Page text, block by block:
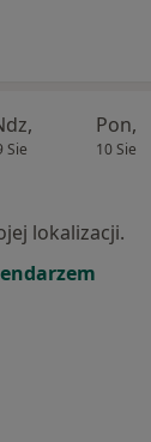
Sie
Pon,
10 Sie
lokalizacji.